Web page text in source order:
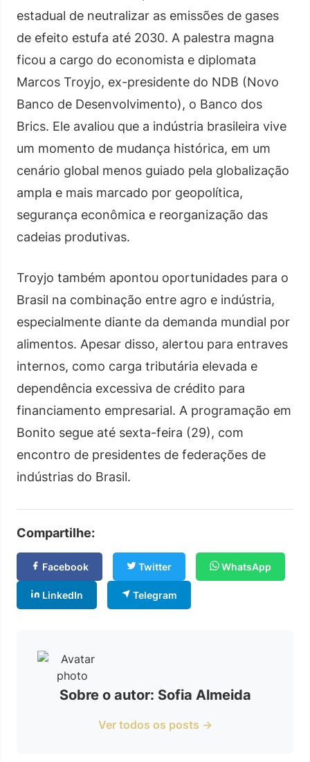
estadual de neutralizar as emissões de gases
de efeito estufa até 2030. A palestra magna
ficou a cargo do economista e diplomata
Marcos Troyjo, ex-presidente do NDB (Novo
Banco de Desenvolvimento), o Banco dos
Brics. Ele avaliou que a indústria brasileira vive
um momento de mudança histórica, em um
cenário global menos guiado pela globalização
ampla e mais marcado por geopolítica,
segurança econômica e reorganização das
cadeias produtivas.
Troyjo também apontou oportunidades para o
Brasil na combinação entre agro e indústria,
especialmente diante da demanda mundial por
alimentos. Apesar disso, alertou para entraves
internos, como carga tributária elevada e
dependência excessiva de crédito para
financiamento empresarial. A programação em
Bonito segue até sexta-feira (29), com
encontro de presidentes de federações de
indústrias do Brasil.
Compartilhe:
Facebook Twitter WhatsApp
LinkedIn Telegram
Sobre o autor: Sofia Almeida
Ver todos os posts →